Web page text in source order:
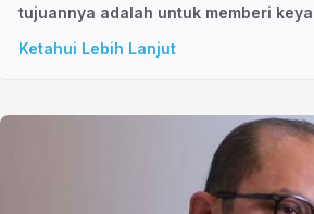
tujuannya adalah untuk memberi
Ketahui Lebih Lanjut